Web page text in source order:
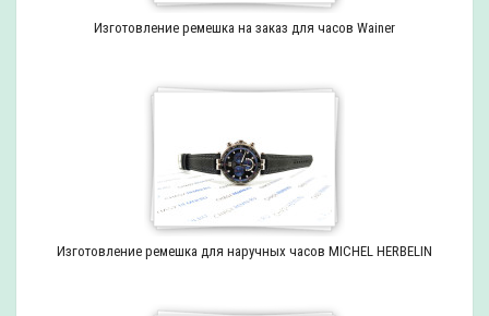
Изготовление ремешка на заказ для часов Wainer
Изготовление ремешка для наручных часов MICHEL HERBELIN